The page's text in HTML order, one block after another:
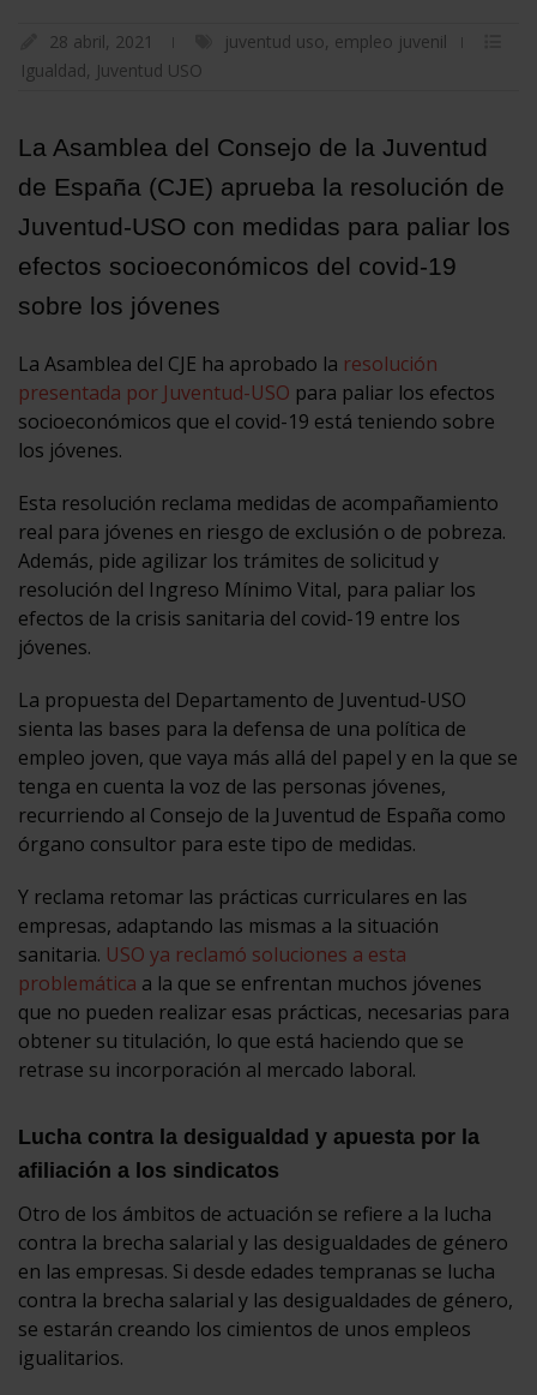
28 abril, 2021 juventud uso, empleo juvenil
Igualdad, Juventud USO
La Asamblea del Consejo de la Juventud
de España (CJE) aprueba la resolución de
Juventud-USO con medidas para paliar los
efectos socioeconómicos del covid-19
sobre los jóvenes
La Asamblea del CJE ha aprobado la resolución
presentada por Juventud-USO para paliar los efectos
socioeconómicos que el covid-19 está teniendo sobre
los jóvenes.
Esta resolución reclama medidas de acompañamiento
real para jóvenes en riesgo de exclusión o de pobreza.
Además, pide agilizar los trámites de solicitud y
resolución del Ingreso Mínimo Vital, para paliar los
efectos de la crisis sanitaria del covid-19 entre los
jóvenes.
La propuesta del Departamento de Juventud-USO
sienta las bases para la defensa de una política de
empleo joven, que vaya más allá del papel y en la que se
tenga en cuenta la voz de las personas jóvenes,
recurriendo al Consejo de la Juventud de España como
órgano consultor para este tipo de medidas.
Y reclama retomar las prácticas curriculares en las
empresas, adaptando las mismas a la situación
sanitaria. USO ya reclamó soluciones a esta
problemática a la que se enfrentan muchos jóvenes
que no pueden realizar esas prácticas, necesarias para
obtener su titulación, lo que está haciendo que se
retrase su incorporación al mercado laboral.
Lucha contra la desigualdad y apuesta por la
afiliación a los sindicatos
Otro de los ámbitos de actuación se refiere a la lucha
contra la brecha salarial y las desigualdades de género
en las empresas. Si desde edades tempranas se lucha
contra la brecha salarial y las desigualdades de género,
se estarán creando los cimientos de unos empleos
igualitarios.